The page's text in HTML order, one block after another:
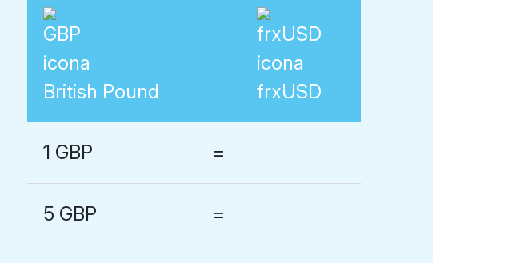
British Pound frxUSD
1 GBP =
5 GBP =